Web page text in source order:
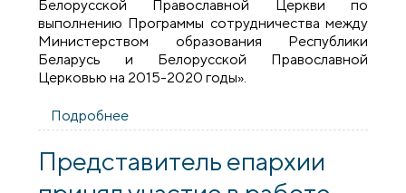
Белорусской Православной Церкви по
выполнению Программы сотрудничества между
Министерством образования Республики
Беларусь и Белорусской Православной
Церковью на 2015-2020 годы».
Подробнее
участие в расширенном заседании
разработке и реализации совместных
программ сотрудничества
Представитель епархии